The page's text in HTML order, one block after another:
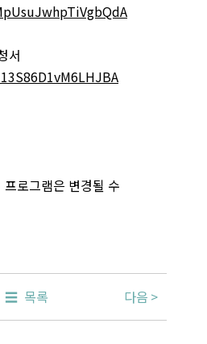
서
로그램은 변경될 수
목록 다음